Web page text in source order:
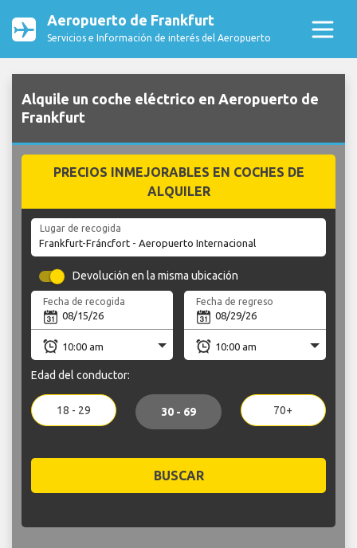
Aeropuerto de Frankfurt
Servicios e Información de interés del Aeropuerto
Alquile un coche eléctrico en Aeropuerto de
Frankfurt
PRECIOS INMEJORABLES EN COCHES DE
ALQUILER
Lugar de recogida
Devolución en la misma ubicación
Fecha de recogida Fecha de regreso
Edad del conductor:
18 - 29 30 - 69 70+
BUSCAR